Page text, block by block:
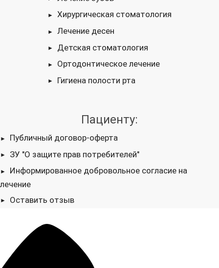
Хирургическая стоматология
Лечение десен
Детская стоматология
Ортодонтическое лечение
Гигиена полости рта
Пациенту:
Публичный договор-оферта
ЗУ "О защите прав потребителей"
Информированное добровольное согласие на
лечение
Оставить отзыв